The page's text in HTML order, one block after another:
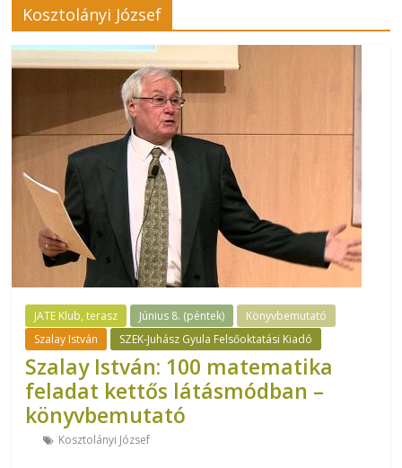
Kosztolányi József
JATE Klub, terasz Június 8. (péntek)
Könyvbemutató
Szalay István
SZEK-Juhász Gyula Felsőoktatási Kiadó
Szalay István: 100 matematika
feladat kettős látásmódban –
könyvbemutató
Kosztolányi József